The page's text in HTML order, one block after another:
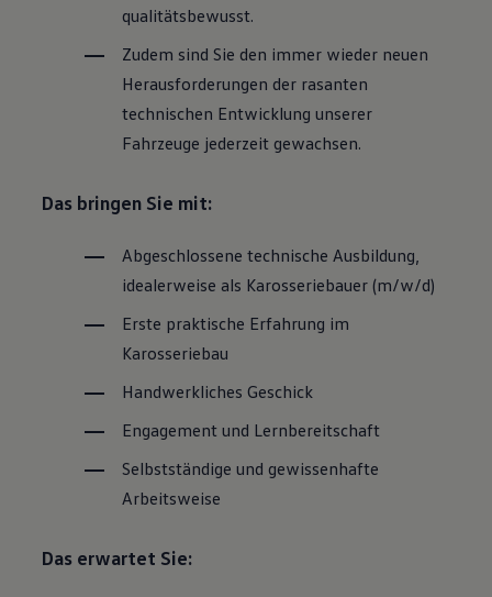
qualitätsbewusst.
Zudem sind Sie den immer wieder neuen
Herausforderungen der rasanten
technischen Entwicklung unserer
Fahrzeuge jederzeit gewachsen.
Das bringen Sie mit:
Abgeschlossene technische Ausbildung,
idealerweise als Karosseriebauer (m/w/d)
Erste praktische Erfahrung im
Karosseriebau
Handwerkliches Geschick
Engagement und Lernbereitschaft
Selbstständige und gewissenhafte
Arbeitsweise
Das erwartet Sie: